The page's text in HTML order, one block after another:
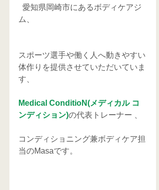
ム、
スポーツ選手や働く人へ動きやすい
体作りを提供させていただいていま
す、
Medical ConditioN(メディカル コ
ンディション)の代表トレーナー 、
コンディショニング兼ボディケア担
当のMasaです。